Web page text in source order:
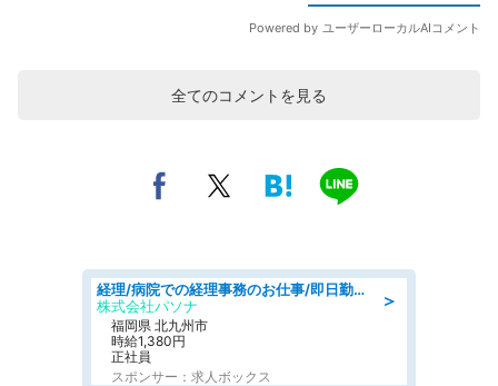
全てのコメントを見る
＞
経理/病院での経理事務のお仕事/即日勤務可/車通勤可/経理/一般事務
株式会社パソナ
福岡県 北九州市
時給1,380円
正社員
スポンサー：求人ボックス